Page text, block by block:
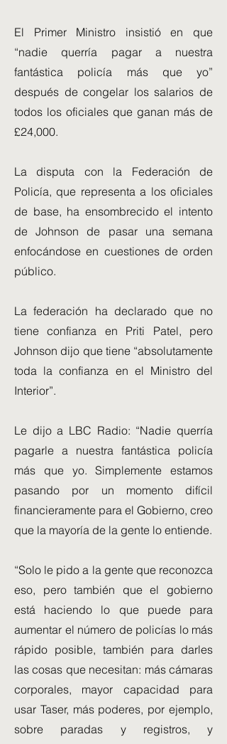
El Primer Ministro insistió en que
“nadie querría pagar a nuestra
fantástica policía más que yo”
después de congelar los salarios de
todos los oficiales que ganan más de
£24,000.
La disputa con la Federación de
Policía, que representa a los oficiales
de base, ha ensombrecido el intento
de Johnson de pasar una semana
enfocándose en cuestiones de orden
público.
La federación ha declarado que no
tiene confianza en Priti Patel, pero
Johnson dijo que tiene “absolutamente
toda la confianza en el Ministro del
Interior”.
Le dijo a LBC Radio: “Nadie querría
pagarle a nuestra fantástica policía
más que yo. Simplemente estamos
pasando por un momento difícil
financieramente para el Gobierno, creo
que la mayoría de la gente lo entiende.
“Solo le pido a la gente que reconozca
eso, pero también que el gobierno
está haciendo lo que puede para
aumentar el número de policías lo más
rápido posible, también para darles
las cosas que necesitan: más cámaras
corporales, mayor capacidad para
usar Taser, más poderes, por ejemplo,
sobre paradas y registros, y